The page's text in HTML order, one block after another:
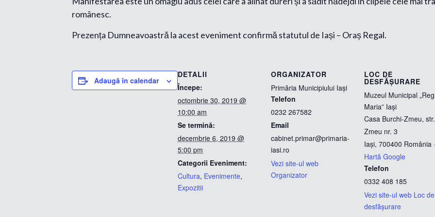
românesc.
Prezența Dumneavoastră la acest eveniment confirmă statutul de Iași – Oraș Regal.
Adaugă în calendar
DETALII
Începe:
octombrie 30, 2019 @
10:00 am
Se termină:
decembrie 6, 2019 @
5:00 pm
Categorii Eveniment:
Cultura, Evenimente,
Expozitii
ORGANIZATOR
Primăria Municipiului Iași
Telefon
0232 267582
Email
cabinet.primar@primaria-
iasi.ro
Vezi site-ul web
Organizator
LOC DE
DESFĂȘURARE
Muzeul Municipal
Maria” Iași
Casa Burchi-Zmeu, str.
Zmeu nr. 3
Iași, 700400 România
Hartă Google
Telefon
0332 408 185
Vezi site-ul web Loc de
desfășurare